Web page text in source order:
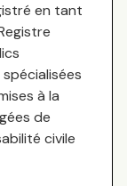
en tant
à la
de
civile